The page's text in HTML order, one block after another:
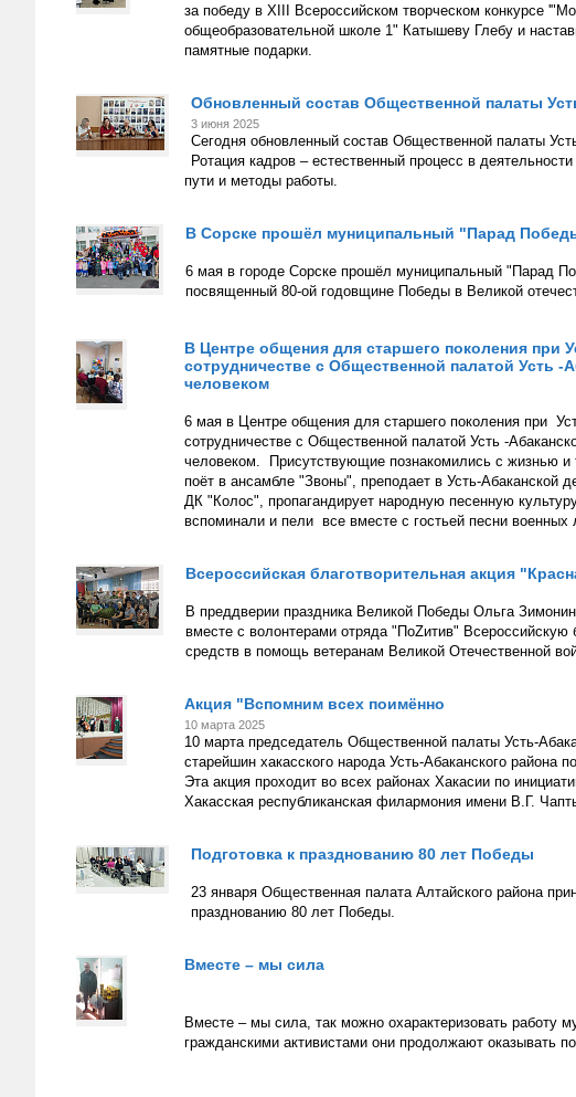
за победу в XIII Всероссийском творческом конкурсе
общеобразовательной школе 1" Катышеву Глебу и
памятные подарки.
Обновленный состав Общественной палаты
3 июня 2025
Сегодня обновленный состав Общественной палаты
Ротация кадров – естественный процесс в
пути и методы работы.
В Сорске прошёл муниципальный "Парад
6 мая в городе Сорске прошёл муниципальный "Парад
посвященный 80-ой годовщине Победы в Великой
В Центре общения для старшего поколения при
сотрудничестве с Общественной палатой Усть
человеком
6 мая в Центре общения для старшего поколения при
сотрудничестве с Общественной палатой Усть -
человеком. Присутствующие познакомились с жизнью и
поёт в ансамбле "Звоны", преподает в Усть-Абаканской
ДК "Колос", пропагандирует народную песенную
вспоминали и пели все вместе с гостьей песни военных
Всероссийская благотворительная акция
В преддверии праздника Великой Победы Ольга
вместе с волонтерами отряда "ПоZитив"
средств в помощь ветеранам Великой Отечественной
Акция "Вспомним всех поимённо
10 марта 2025
10 марта председатель Общественной палаты Усть-
старейшин хакасского народа Усть-Абаканского
Эта акция проходит во всех районах Хакасии по
Хакасская республиканская филармония имени В.Г.
Подготовка к празднованию 80 лет Победы
23 января Общественная палата Алтайского района
празднованию 80 лет Победы.
Вместе – мы сила
Вместе – мы сила, так можно охарактеризовать работу
гражданскими активистами они продолжают оказывать